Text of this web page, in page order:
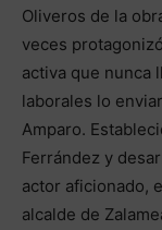
Oliveros de la
veces
activa que nunca
laborales lo
Amparo.
Ferrández y
actor aficionado,
alcalde de